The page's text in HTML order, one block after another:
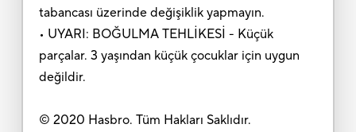
tabancası üzerinde değişiklik yapmayın.
• UYARI: BOĞULMA TEHLİKESİ - Küçük
parçalar. 3 yaşından küçük çocuklar için uygun
değildir.
© 2020 Hasbro. Tüm Hakları Saklıdır.